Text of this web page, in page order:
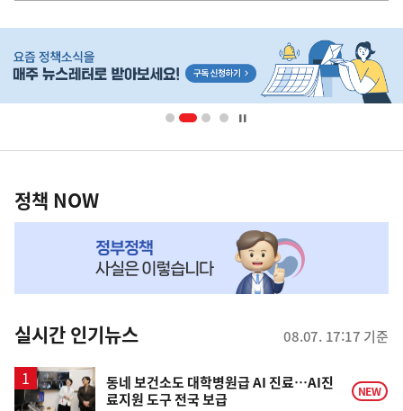
단
영
책
NOW,
뉴
스
정책 NOW
실시간 인기뉴스 08.07. 17:17 기준
동네 보건소도 대학병원급 AI 진료…AI진
료지원 도구 전국 보급
NEW